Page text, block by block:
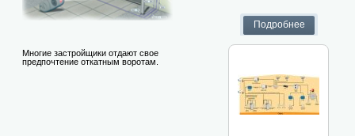
Многие застройщики отдают свое
предпочтение откатным воротам.